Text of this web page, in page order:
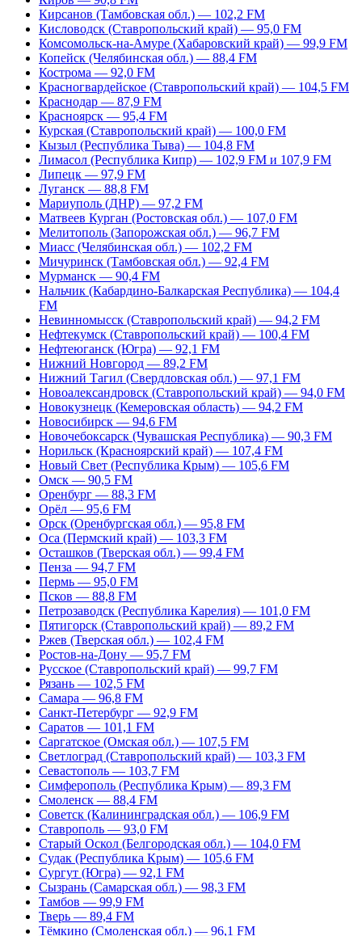
Кирсанов (Тамбовская обл.) — 102,2 FM
Кисловодск (Ставропольский край) — 95,0 FM
Комсомольск-на-Амуре (Хабаровский край) — 99,9 FM
Копейск (Челябинская обл.) — 88,4 FM
Кострома — 92,0 FM
Красногвардейское (Ставропольский край) — 104,5 FM
Краснодар — 87,9 FM
Красноярск — 95,4 FM
Курская (Ставропольский край) — 100,0 FM
Кызыл (Республика Тыва) — 104,8 FM
Лимасол (Республика Кипр) — 102,9 FM и 107,9 FM
Липецк — 97,9 FM
Луганск — 88,8 FM
Мариуполь (ДНР) — 97,2 FM
Матвеев Курган (Ростовская обл.) — 107,0 FM
Мелитополь (Запорожская обл.) — 96,7 FM
Миасс (Челябинская обл.) — 102,2 FM
Мичуринск (Тамбовская обл.) — 92,4 FM
Мурманск — 90,4 FM
Нальчик (Кабардино-Балкарская Республика) — 104,4
FM
Невинномысск (Ставропольский край) — 94,2 FM
Нефтекумск (Ставропольский край) — 100,4 FM
Нефтеюганск (Югра) — 92,1 FM
Нижний Новгород — 89,2 FM
Нижний Тагил (Свердловская обл.) — 97,1 FM
Новоалександровск (Ставропольский край) — 94,0 FM
Новокузнецк (Кемеровская область) — 94,2 FM
Новосибирск — 94,6 FM
Новочебоксарск (Чувашская Республика) — 90,3 FM
Норильск (Красноярский край) — 107,4 FM
Новый Свет (Республика Крым) — 105,6 FM
Омск — 90,5 FM
Оренбург — 88,3 FM
Орёл — 95,6 FM
Орск (Оренбургская обл.) — 95,8 FM
Оса (Пермский край) — 103,3 FM
Осташков (Тверская обл.) — 99,4 FM
Пенза — 94,7 FM
Пермь — 95,0 FM
Псков — 88,8 FM
Петрозаводск (Республика Карелия) — 101,0 FM
Пятигорск (Ставропольский край) — 89,2 FM
Ржев (Тверская обл.) — 102,4 FM
Ростов-на-Дону — 95,7 FM
Русское (Ставропольский край) — 99,7 FM
Рязань — 102,5 FM
Самара — 96,8 FM
Санкт-Петербург — 92,9 FM
Саратов — 101,1 FM
Саргатское (Омская обл.) — 107,5 FM
Светлоград (Ставропольский край) — 103,3 FM
Севастополь — 103,7 FM
Симферополь (Республика Крым) — 89,3 FM
Смоленск — 88,4 FM
Советск (Калининградская обл.) — 106,9 FM
Ставрополь — 93,0 FM
Старый Оскол (Белгородская обл.) — 104,0 FM
Судак (Республика Крым) — 105,6 FM
Сургут (Югра) — 92,1 FM
Сызрань (Самарская обл.) — 98,3 FM
Тамбов — 99,9 FM
Тверь — 89,4 FM
Тёмкино (Смоленская обл.) — 96,1 FM